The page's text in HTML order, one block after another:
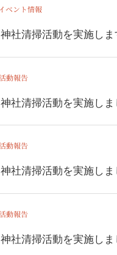
ベント情報
社清掃活動を実施しま
活動報告
社清掃活動を実施しま
活動報告
社清掃活動を実施しま
活動報告
社清掃活動を実施しま